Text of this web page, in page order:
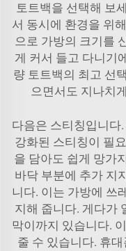
토트백을 선택해 보
서 동시에 환경을 위
으로 가방의 크기를
게 커서 들고 다니기
량 토트백의 최고 선
으면서도 지나치
다음은 스티칭입니다
강화된 스티칭이 필
을 담아도 쉽게 망가
바닥 부분에 추가 지
니다. 이는 가방에 쓰
지해 줍니다. 게다가
막이까지 있습니다.
줄 수 있습니다. 휴